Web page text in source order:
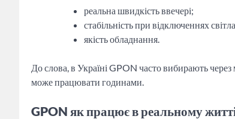
реальна швидкість ввечері;
стабільність при відключеннях
якість обладнання.
До слова, в Україні GPON часто вибирають
може працювати годинами.
GPON як працює в реальному